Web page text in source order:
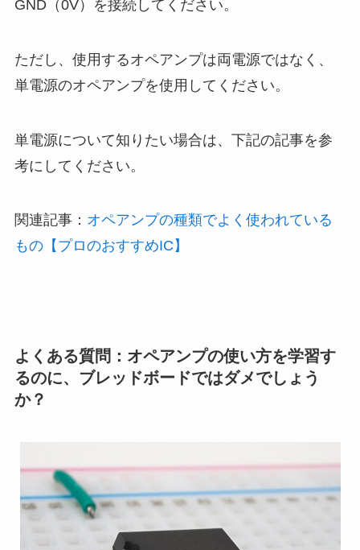
GND（0V）を接続してください。
ただし、使用するオペアンプは両電源ではなく、
単電源のオペアンプを使用してください。
単電源について知りたい場合は、下記の記事を参
考にしてください。
関連記事： オペアンプの種類でよく使われている
もの【プロのおすすめIC】
よくある質問：オペアンプの使い方を学習す
るのに、ブレッドボードではダメでしょう
か？